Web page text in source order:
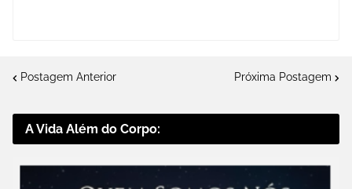
Postagem Anterior Próxima Postagem
A Vida Além do Corpo: